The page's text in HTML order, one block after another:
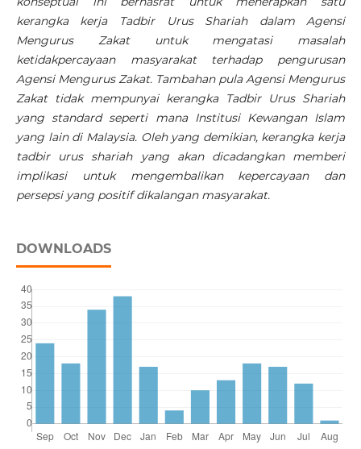
kerangka kerja Tadbir Urus Shariah dalam Agensi
Mengurus Zakat untuk mengatasi masalah
ketidakpercayaan masyarakat terhadap pengurusan
Agensi Mengurus Zakat. Tambahan pula Agensi Mengurus
Zakat tidak mempunyai kerangka Tadbir Urus Shariah
yang standard seperti mana Institusi Kewangan Islam
yang lain di Malaysia. Oleh yang demikian, kerangka kerja
tadbir urus shariah yang akan dicadangkan memberi
implikasi untuk mengembalikan kepercayaan dan
persepsi yang positif dikalangan masyarakat.
DOWNLOADS